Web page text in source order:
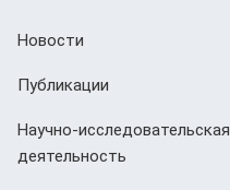
Новости
Публикации
Научно-исследовательская
деятельность